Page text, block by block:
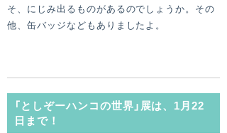
そ、にじみ出るものがあるのでしょうか。その
他、缶バッジなどもありましたよ。
「としぞーハンコの世界」展は、1月22
日まで！